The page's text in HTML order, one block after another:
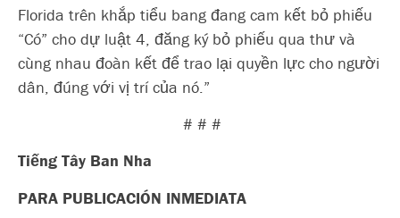
Florida trên khắp tiểu bang đang cam kết bỏ phiếu
“Có” cho dự luật 4, đăng ký bỏ phiếu qua thư và
cùng nhau đoàn kết để trao lại quyền lực cho người
dân, đúng với vị trí của nó.”
# # #
Tiếng Tây Ban Nha
PARA PUBLICACIÓN INMEDIATA